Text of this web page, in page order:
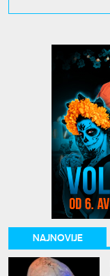
NAJNOVIJE